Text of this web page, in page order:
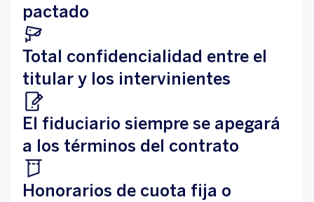
pactado
Total confidencialidad entre el
titular y los intervinientes
El fiduciario siempre se apegará
a los términos del contrato
Honorarios de cuota fija o